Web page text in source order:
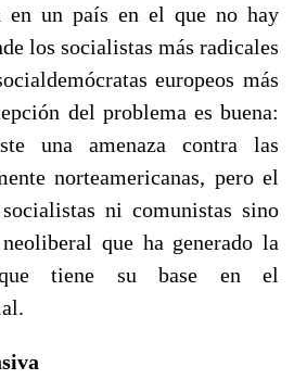
en un país en el que no hay
los socialistas más radicales
europeos más
del problema es buena:
una amenaza contra las
norteamericanas, pero el
ni comunistas sino
que ha generado la
tiene su base en el